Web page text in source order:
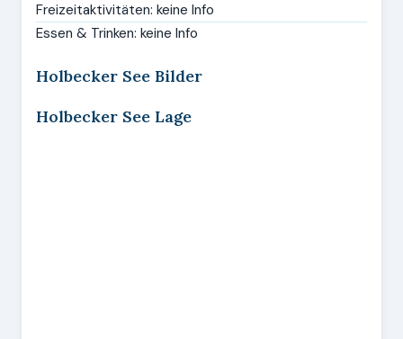
Freizeitaktivitäten: keine Info
Essen & Trinken: keine Info
Holbecker See Bilder
Holbecker See Lage